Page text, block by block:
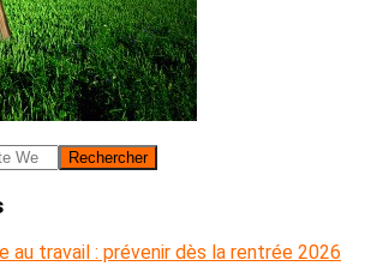
au travail : prévenir dès la rentrée 2026